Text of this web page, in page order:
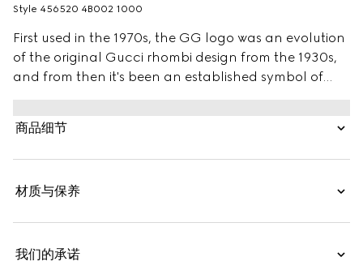
Style ‎456520 4B002 1000
First used in the 1970s, the GG logo was an evolution
of the original Gucci rhombi design from the 1930s,
and from then it's been an established symbol of
and a recognizable Gucci code.
商品细节
材质与保养
我们的承诺